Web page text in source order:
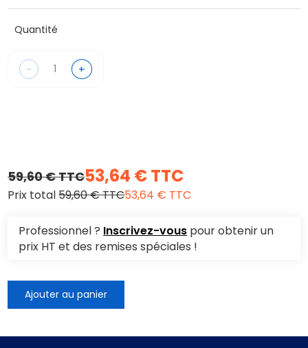
Quantité
- +
59,60 € TTC53,64 € TTC
Prix total59,60 € TTC53,64 € TTC
Professionnel ? Inscrivez-vous pour obtenir un
prix HT et des remises spéciales !
Ajouter au panier